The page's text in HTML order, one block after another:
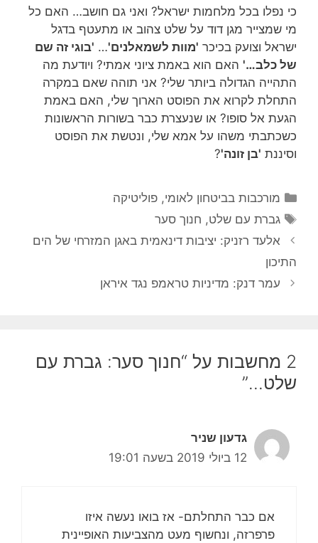
כי נפלו בכל מלחמות ישראל? ואני גם חושב… האם כל
מי שמצייר מגן דוד על שלט צהוב או מתעטף בדגל
ישראל וצועק בכיכר 'מוות לשמאלנים'… 'בוגי זה שם
של כלב…' האם הוא באמת ציוני אמתי? ויודעת מה
התהייה הגדולה ביותר שלי? אני תוהה שאם במקרה
התחלת לקרוא את הפוסט הארוך שלי, האם באמת
הגעת אל סופו? או שנעצרת כבר בשורות הראשונות
כשכתבתי משהו על אמא שלי, ונטשת את הפוסט
וסיננת 'בן זונה'?
קטגוריות
מורכבות בביטחון לאומי,פוליטיקה
תגיות
גברת עם שלט, חנוך סער
אלעד רזניק: יציבות דינאמית באגן המזרחי של הים
התיכון
עמר דנק: מדיניות טראמפ נגד איראן
2 מחשבות על “חנוך סער: גברת עם
שלט…”
גדעון שניר
12 ביולי 2019 בשעה 19:01
אם כבר התחלתם- אז בואו נעשה איזו
פרפרזה, ונחשוף מעט מהצביעות האופיינית